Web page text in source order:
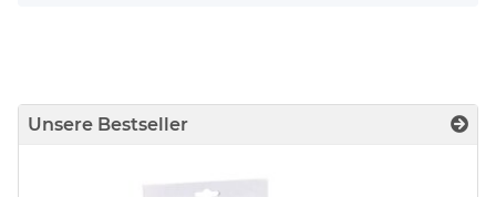
Unsere Bestseller